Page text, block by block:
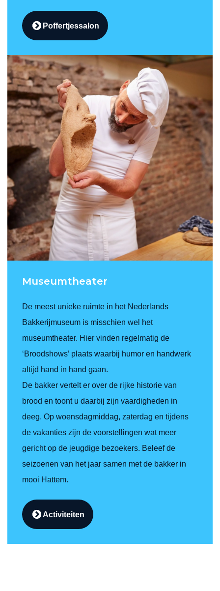
Poffertjessalon
Museumtheater
De meest unieke ruimte in het Nederlands
Bakkerijmuseum is misschien wel het
museumtheater. Hier vinden regelmatig de
‘Broodshows’ plaats waarbij humor en handwerk
altijd hand in hand gaan.
De bakker vertelt er over de rijke historie van
brood en toont u daarbij zijn vaardigheden in
deeg. Op woensdagmiddag, zaterdag en tijdens
de vakanties zijn de voorstellingen wat meer
gericht op de jeugdige bezoekers. Beleef de
seizoenen van het jaar samen met de bakker in
mooi Hattem.
Activiteiten